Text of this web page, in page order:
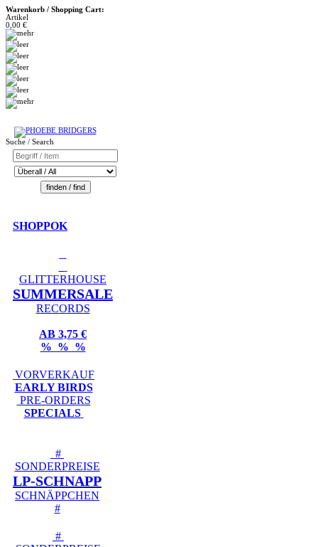
Warenkorb / Shopping Cart:
Artikel
0,00 €
Suche / Search
SHOPPOK
GLITTERHOUSE
SUMMERSALE
RECORDS
AB 3,75 €
% % %
VORVERKAUF
EARLY BIRDS
PRE-ORDERS
SPECIALS
#
SONDERPREISE
LP-SCHNAPP
SCHNÄPPCHEN
#
#